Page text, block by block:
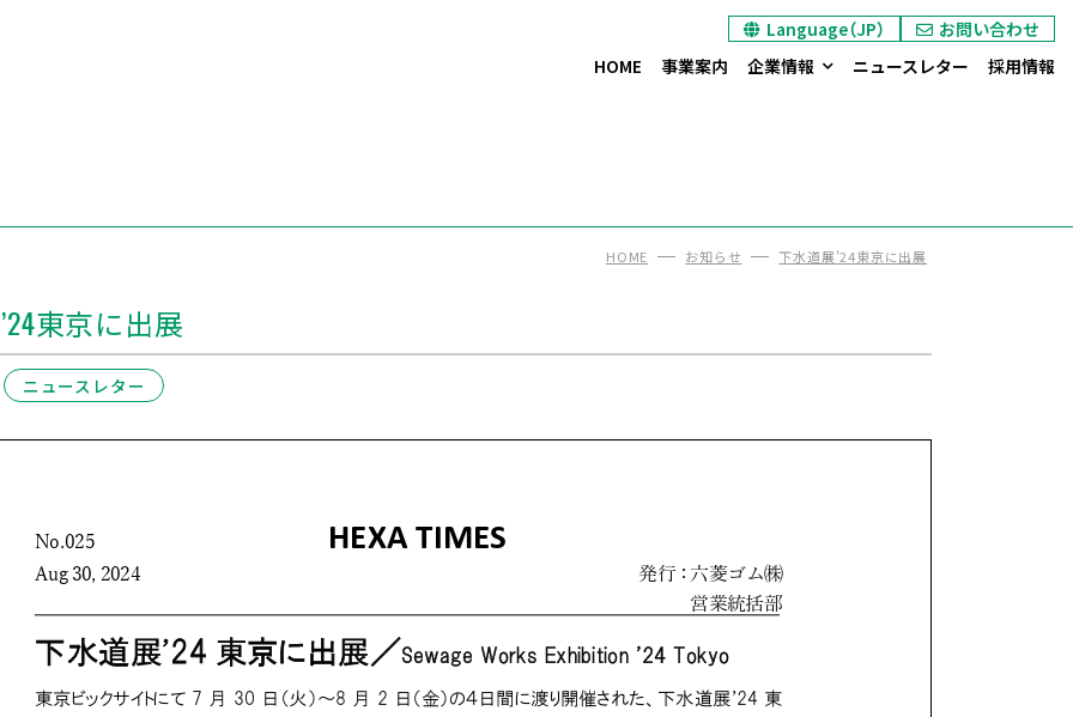
Language（JP） お問い合わせ
HOME 事業案内 企業情報 ニュースレター 採用情報
HOME お知らせ 下水道展’24東京に出展
東京に出展
ニュースレター